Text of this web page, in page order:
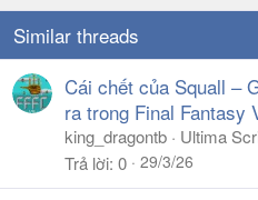
Similar threads
Cái chết của Squall –
ra trong Final Fantasy
king_dragontb
Ultima
Trả lời 0 29/3/26